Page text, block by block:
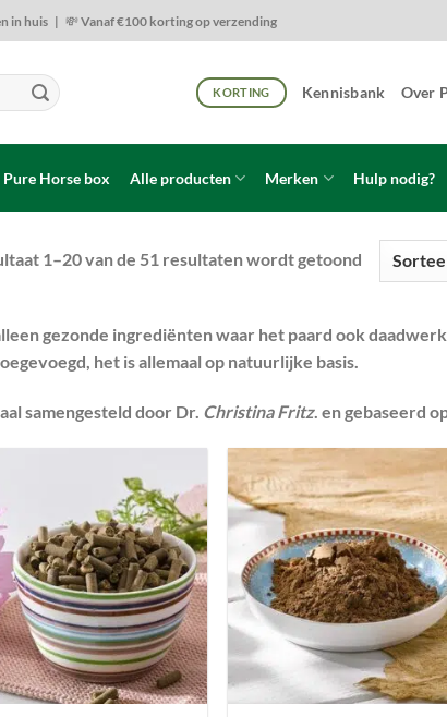
in huis | 💸 Vanaf €100 korting op verzending
KORTING Kennisbank Over
Pure Horse box Alle producten Merken Hulp nodig?
1–20 van de 51 resultaten wordt getoond
op
gezonde ingrediënten waar het paard ook
het is allemaal op natuurlijke basis.
samengesteld door Dr. Christina Fritz. en gebaseerd
Toevoegen
aan
wenslijst
+
Toevoegen
aan
wenslijst
+